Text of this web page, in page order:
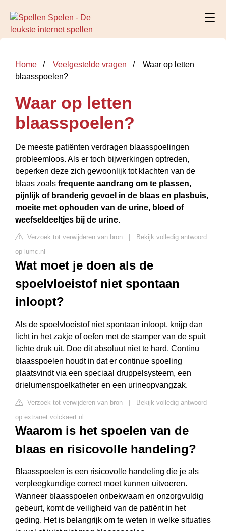
Home Veelgestelde vragen
Waar op letten
blaasspoelen?
Waar op letten
blaasspoelen?
De meeste patiënten verdragen blaasspoelingen
probleemloos. Als er toch bijwerkingen optreden,
beperken deze zich gewoonlijk tot klachten van de
blaas zoals frequente aandrang om te plassen,
pijnlijk of branderig gevoel in de blaas en plasbuis,
moeite met ophouden van de urine, bloed of
weefseldeeltjes bij de urine.
Verzoek tot verwijderen van bron
Bekijk volledig antwoord
op lumc.nl
Wat moet je doen als de
spoelvloeistof niet spontaan
inloopt?
Als de spoelvloeistof niet spontaan inloopt, knijp dan
licht in het zakje of oefen met de stamper van de spuit
lichte druk uit. Doe dit absoluut niet te hard. Continu
blaasspoelen houdt in dat er continue spoeling
plaatsvindt via een speciaal druppelsysteem, een
drielumenspoelkatheter en een urineopvangzak.
Verzoek tot verwijderen van bron
Bekijk volledig antwoord
op extranet.volckaert.nl
Waarom is het spoelen van de
blaas en risicovolle handeling?
Blaasspoelen is een risicovolle handeling die je als
verpleegkundige correct moet kunnen uitvoeren.
Wanneer blaasspoelen onbekwaam en onzorgvuldig
gebeurt, komt de veiligheid van de patiënt in het
geding. Het is belangrijk om te weten in welke situaties